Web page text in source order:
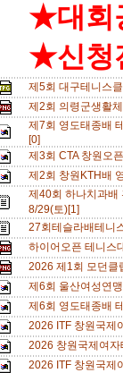
★대회
★신청
제5회 대구테니스
제2회 의령군생활
제7회 영도태종배
[0]
제3회 CTA 창원오
제2회 창원KTH배
제40회 하나치과배
8/29(토)[1]
27회테슬라배테니
하이어오픈 테니스
2026 제1회 모던
제6회 울산여성연
제6회 영도태종배
2026 ITF 창원국제
2026 창원국제여
2026 ITF 창원국제